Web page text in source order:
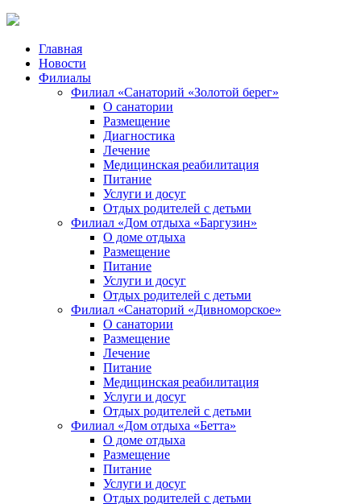
Главная
Новости
Филиалы
Филиал «Санаторий «Золотой берег»
О санатории
Размещение
Диагностика
Лечение
Медицинская реабилитация
Питание
Услуги и досуг
Отдых родителей с детьми
Филиал «Дом отдыха «Баргузин»
О доме отдыха
Размещение
Питание
Услуги и досуг
Отдых родителей с детьми
Филиал «Санаторий «Дивноморское»
О санатории
Размещение
Лечение
Питание
Медицинская реабилитация
Услуги и досуг
Отдых родителей с детьми
Филиал «Дом отдыха «Бетта»
О доме отдыха
Размещение
Питание
Услуги и досуг
Отдых родителей с детьми